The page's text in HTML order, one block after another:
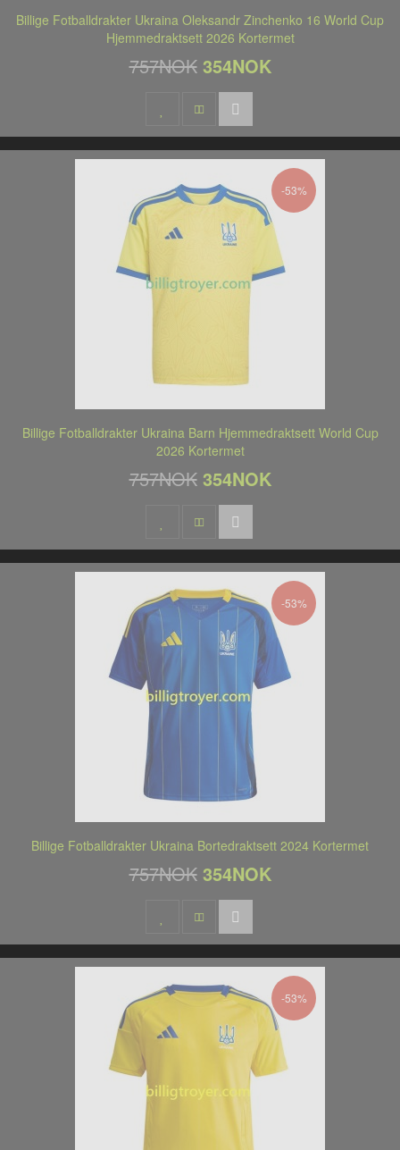
Billige Fotballdrakter Ukraina Oleksandr Zinchenko 16 World Cup
Hjemmedraktsett 2026 Kortermet
757NOK 354NOK
-53%
Billige Fotballdrakter Ukraina Barn Hjemmedraktsett World Cup
2026 Kortermet
757NOK 354NOK
-53%
Billige Fotballdrakter Ukraina Bortedraktsett 2024 Kortermet
757NOK 354NOK
-53%